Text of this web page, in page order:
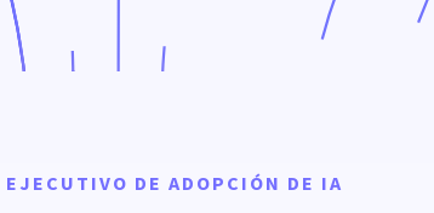
EJECUTIVO DE ADOPCIÓN DE IA